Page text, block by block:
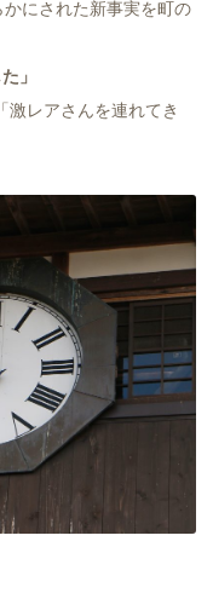
かにされた新事実を町の
」
激レアさんを連れてき